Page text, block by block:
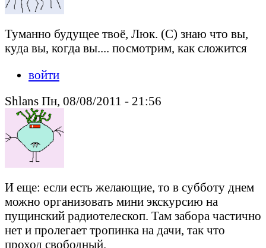
Туманно будущее твоё, Люк. (С) знаю что вы,
куда вы, когда вы.... посмотрим, как сложится
войти
Shlans Пн, 08/08/2011 - 21:56
И еще: если есть желающие, то в субботу днем
можно организовать мини экскурсию на
пущинский радиотелескоп. Там забора частично
нет и пролегает тропинка на дачи, так что
проход свободный.